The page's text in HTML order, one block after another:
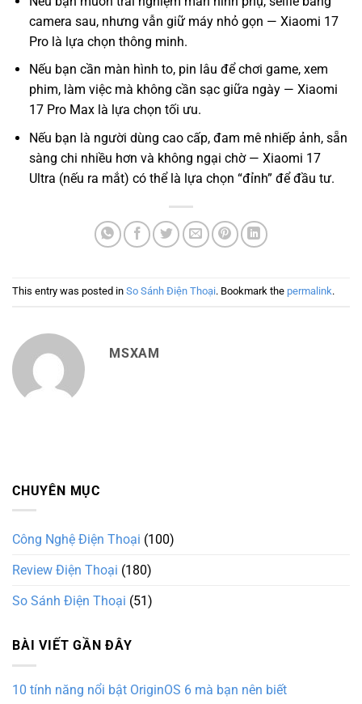
camera sau, nhưng vẫn giữ máy nhỏ gọn — Xiaomi 17
Pro là lựa chọn thông minh.
Nếu bạn cần màn hình to, pin lâu để chơi game, xem
phim, làm việc mà không cần sạc giữa ngày — Xiaomi
17 Pro Max là lựa chọn tối ưu.
Nếu bạn là người dùng cao cấp, đam mê nhiếp ảnh, sẵn
sàng chi nhiều hơn và không ngại chờ — Xiaomi 17
Ultra (nếu ra mắt) có thể là lựa chọn “đỉnh” để đầu tư.
This entry was posted in So Sánh Điện Thoại. Bookmark the permalink.
MSXAM
CHUYÊN MỤC
Công Nghệ Điện Thoại (100)
Review Điện Thoại (180)
So Sánh Điện Thoại (51)
BÀI VIẾT GẦN ĐÂY
10 tính năng nổi bật OriginOS 6 mà bạn nên biết